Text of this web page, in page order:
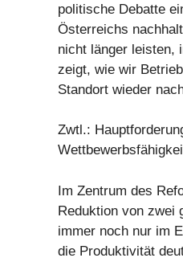
politische Debatte
Österreichs
nicht länger leisten,
zeigt, wie wir
Standort wieder
Zwtl.:
Im Zentrum des
Reduktion von zwei
immer noch nur im
die Produktivität